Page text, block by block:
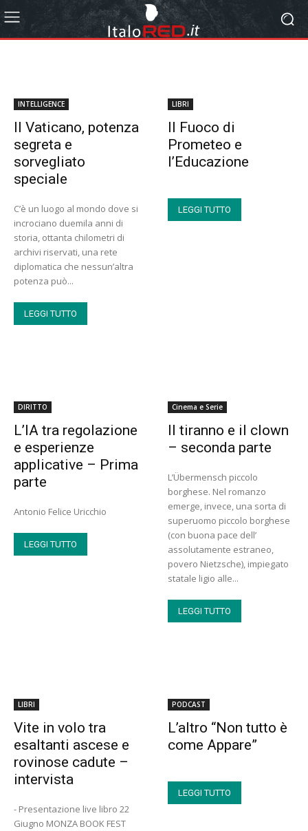
INTELLIGENCE
Il Vaticano, potenza
segreta e
sorvegliato
speciale
C’è un luogo al mondo dove si
incrociano duemila anni di
storia, ottanta chilometri di
archivi riservati, una rete
diplomatica che nessun’altra
potenza può...
LEGGI TUTTO
LIBRI
Il Fuoco di
Prometeo e
l’Educazione
LEGGI TUTTO
DIRITTO
L’IA tra regolazione
e esperienze
applicative – Prima
parte
Antonio Felice Uricchio
LEGGI TUTTO
Cinema e Serie
Il tiranno e il clown
– seconda parte
L’Übermensch piccolo
borghese. Nel romanzo
emerge, invece, una sorta di
superuomo piccolo borghese
(con buona pace dell’
assolutamente estraneo,
povero Nietzsche), impiegato
statale ligio alle...
LEGGI TUTTO
LIBRI
Vite in volo tra
esaltanti ascese e
rovinose cadute –
intervista
- Presentazione live libro 22
Giugno MONZA BOOK FEST
PODCAST
L’altro “Non tutto è
come Appare”
LEGGI TUTTO